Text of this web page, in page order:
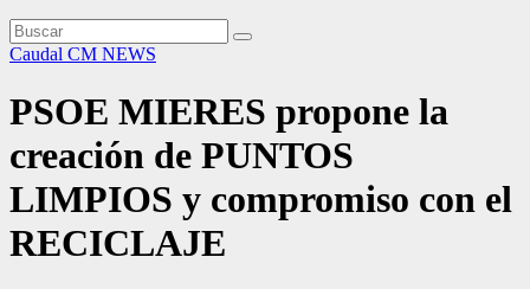
Caudal CM NEWS
PSOE MIERES propone la
creación de PUNTOS
LIMPIOS y compromiso con el
RECICLAJE